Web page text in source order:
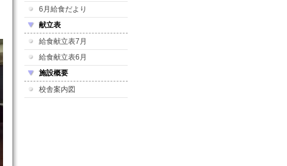
6月給食だより
献立表
給食献立表7月
給食献立表6月
施設概要
校舎案内図